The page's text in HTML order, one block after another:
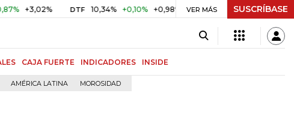
DTF 10,34% +0,10% +0,98% UVR $ 416,86 +$ 0,05 +0,01%
VER MÁS SUSCRÍBASE
CAJA FUERTE INDICADORES INSIDE
AMÉRICA LATINA MOROSIDAD